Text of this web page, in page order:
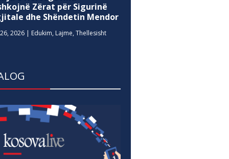
Zërat për Sigurinë
dhe Shëndetin Mendor
2026 | Edukim, Lajme,Thellesisht